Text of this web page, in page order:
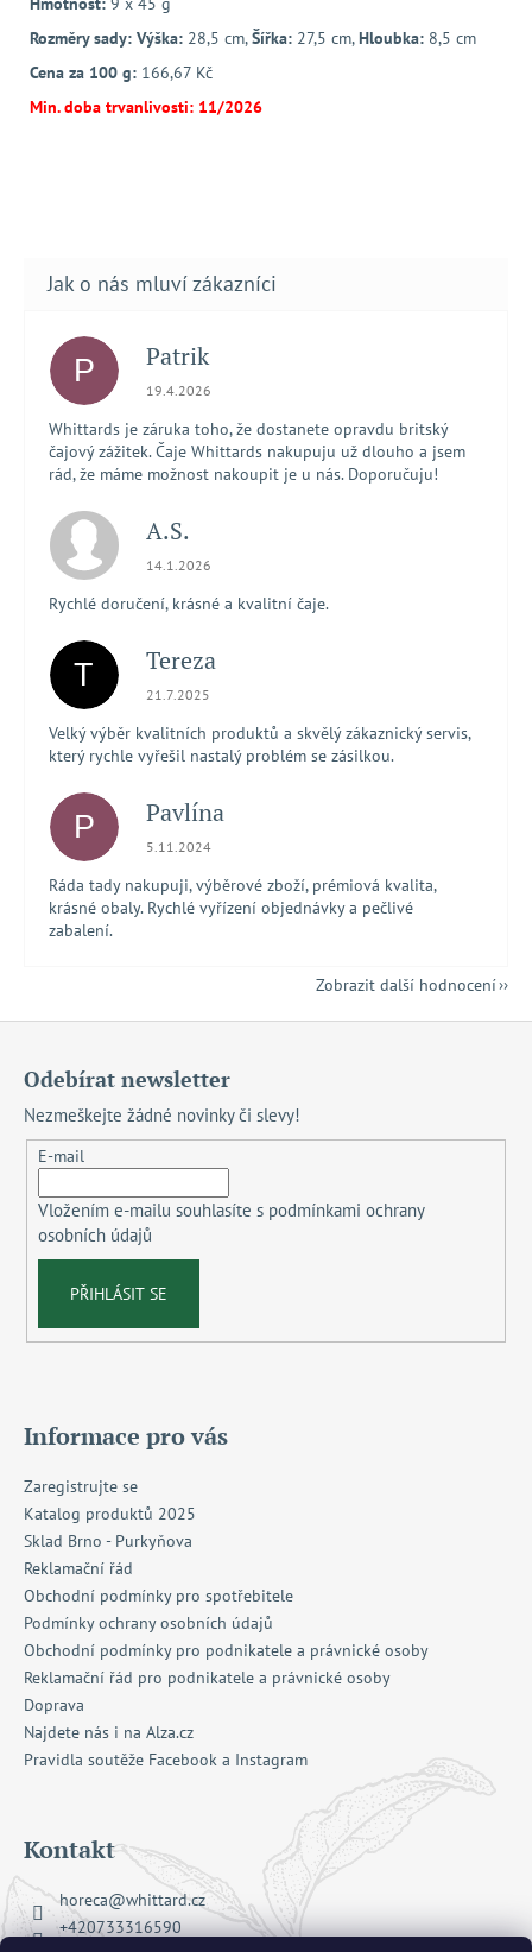
Rozměry sady: Výška: 28,5 cm,Šířka: 27,5 cm,Hloubka: 8,5 cm
Cena za 100 g: 166,67 Kč
Min. doba trvanlivosti: 11/2026
P Patrik
Hodnocení obchodu je 5 z 5 hvězdiček.
19.4.2026
Whittards je záruka toho, že dostanete opravdu britský
čajový zážitek. Čaje Whittards nakupuju už dlouho a jsem
rád, že máme možnost nakoupit je u nás. Doporučuju!
A.S.
Hodnocení obchodu je 5 z 5 hvězdiček.
14.1.2026
Rychlé doručení, krásné a kvalitní čaje.
T Tereza
Hodnocení obchodu je 5 z 5 hvězdiček.
21.7.2025
Velký výběr kvalitních produktů a skvělý zákaznický servis,
který rychle vyřešil nastalý problém se zásilkou.
P Pavlína
Hodnocení obchodu je 5 z 5 hvězdiček.
5.11.2024
Ráda tady nakupuji, výběrové zboží, prémiová kvalita,
krásné obaly. Rychlé vyřízení objednávky a pečlivé
zabalení.
Zobrazit další hodnocení
Odebírat newsletter
Nezmeškejte žádné novinky či slevy!
E-mail
Vložením e-mailu souhlasíte s podmínkami ochrany
osobních údajů
PŘIHLÁSIT SE
Informace pro vás
Zaregistrujte se
Katalog produktů 2025
Sklad Brno - Purkyňova
Reklamační řád
Obchodní podmínky pro spotřebitele
Podmínky ochrany osobních údajů
Obchodní podmínky pro podnikatele a právnické osoby
Reklamační řád pro podnikatele a právnické osoby
Doprava
Najdete nás i na Alza.cz
Pravidla soutěže Facebook a Instagram
Kontakt
horeca@whittard.cz
+420733316590